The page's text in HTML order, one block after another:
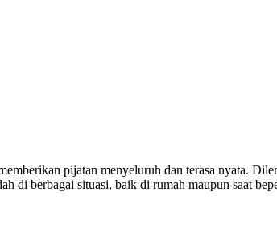
pijatan menyeluruh dan terasa nyata.
di berbagai situasi, baik di rumah maupun saat